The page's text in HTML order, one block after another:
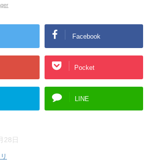
Facebook
Pocket
LINE
28日